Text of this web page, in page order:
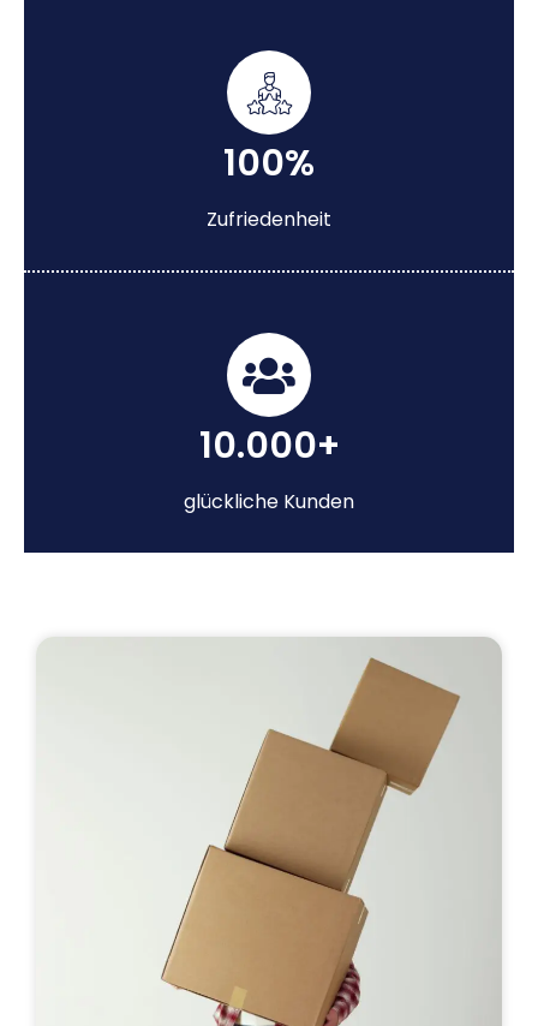
100%
Zufriedenheit
10.000+
glückliche Kunden